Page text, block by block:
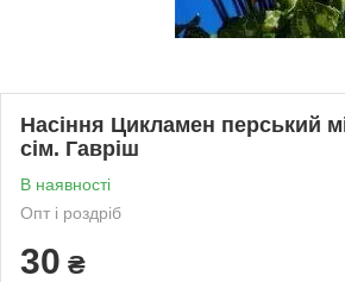
Насіння Цикламен перський
сім. Гавріш
В наявності
Опт і роздріб
30 ₴